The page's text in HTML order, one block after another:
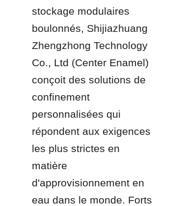
stockage modulaires
boulonnés, Shijiazhuang
Zhengzhong Technology
Co., Ltd (Center Enamel)
conçoit des solutions de
confinement
personnalisées qui
répondent aux exigences
les plus strictes en
matière
d'approvisionnement en
eau dans le monde. Forts